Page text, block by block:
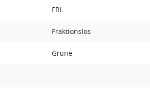
FRL
Fraktionslos
Grüne